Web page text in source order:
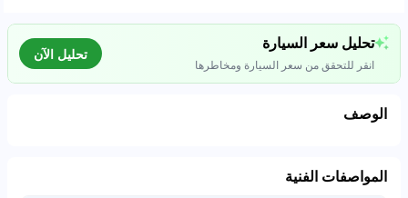
تحليل سعر السيارة
انقر للتحقق من سعر السيارة ومخاطرها
تحليل الآن
الوصف
المواصفات الفنية